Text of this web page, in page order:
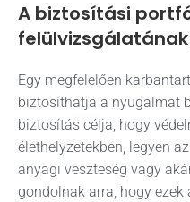
A biztosítási
Egy megfelelően
biztosíthatja a nyugalmat
biztosítás célja, hogy
élethelyzetekben, legyen
anyagi veszteség vagy
gondolnak arra, hogy